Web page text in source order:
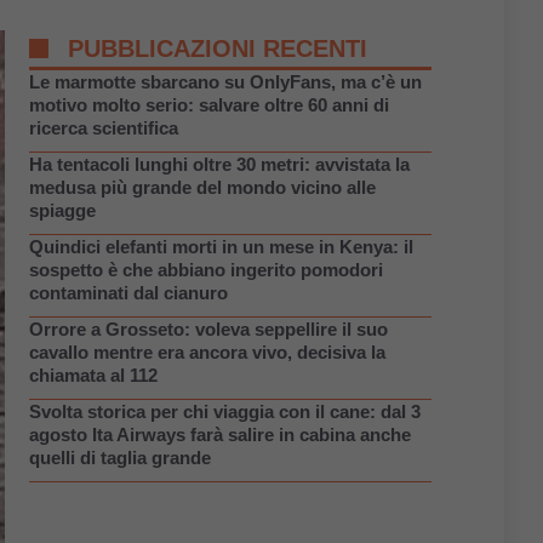
PUBBLICAZIONI RECENTI
Le marmotte sbarcano su OnlyFans, ma c’è un
motivo molto serio: salvare oltre 60 anni di
ricerca scientifica
Ha tentacoli lunghi oltre 30 metri: avvistata la
medusa più grande del mondo vicino alle
spiagge
Quindici elefanti morti in un mese in Kenya: il
sospetto è che abbiano ingerito pomodori
contaminati dal cianuro
Orrore a Grosseto: voleva seppellire il suo
cavallo mentre era ancora vivo, decisiva la
chiamata al 112
Svolta storica per chi viaggia con il cane: dal 3
agosto Ita Airways farà salire in cabina anche
quelli di taglia grande